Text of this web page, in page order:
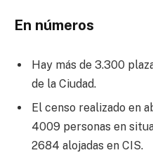
En números
Hay más de 3.300
de la Ciudad.
El censo realizado en
4009 personas en
2684 alojadas en CIS.